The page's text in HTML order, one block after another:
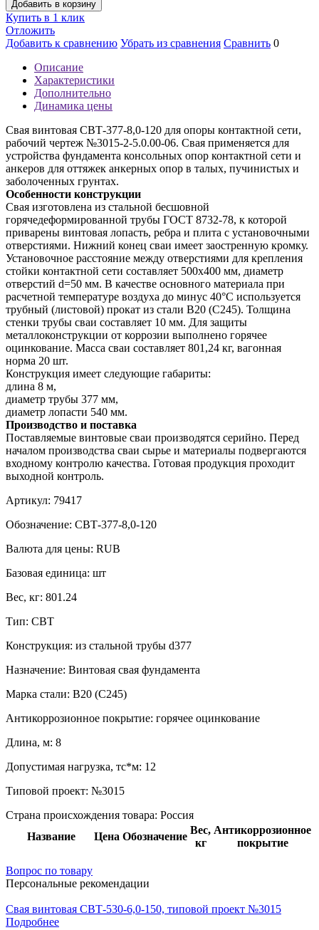
Добавить в корзину
Купить в 1 клик
Отложить
Добавить к сравнению Убрать из сравнения Сравнить 0
Описание
Характеристики
Дополнительно
Динамика цены
Свая винтовая СВТ-377-8,0-120 для опоры контактной сети,
рабочий чертеж №3015-2-5.0.00-06. Свая применяется для
устройства фундамента консольных опор контактной сети и
анкеров для оттяжек анкерных опор в талых, пучинистых и
заболоченных грунтах.
Особенности конструкции
Свая изготовлена из стальной бесшовной
горячедеформированной трубы ГОСТ 8732-78, к которой
приварены винтовая лопасть, ребра и плита с установочными
отверстиями. Нижний конец сваи имеет заостренную кромку.
Установочное расстояние между отверстиями для крепления
стойки контактной сети составляет 500х400 мм, диаметр
отверстий d=50 мм. В качестве основного материала при
расчетной температуре воздуха до минус 40°С используется
трубный (листовой) прокат из стали B20 (С245). Толщина
стенки трубы сваи составляет 10 мм. Для защиты
металлоконструкции от коррозии выполнено горячее
оцинкование. Масса сваи составляет 801,24 кг, вагонная
норма 20 шт.
Конструкция имеет следующие габариты:
длина 8 м,
диаметр трубы 377 мм,
диаметр лопасти 540 мм.
Производство и поставка
Поставляемые винтовые сваи производятся серийно. Перед
началом производства сваи сырье и материалы подвергаются
входному контролю качества. Готовая продукция проходит
выходной контроль.
Артикул: 79417
Обозначение: СВТ-377-8,0-120
Валюта для цены: RUB
Базовая единица: шт
Вес, кг: 801.24
Тип: СВТ
Конструкция: из стальной трубы d377
Назначение: Винтовая свая фундамента
Марка стали: B20 (С245)
Антикоррозионное покрытие: горячее оцинкование
Длина, м: 8
Допустимая нагрузка, тс*м: 12
Типовой проект: №3015
Страна происхождения товара: Россия
Название
Цена Обозначение
Вес,
кг
Антикоррозионное
покрытие
Вопрос по товару
Персональные рекомендации
Свая винтовая СВТ-530-6,0-150, типовой проект №3015
Подробнее